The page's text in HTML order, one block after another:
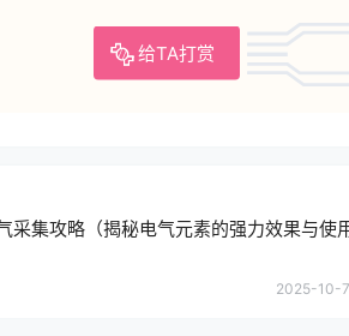
给TA打赏
采集攻略（揭秘电气元素的强力效果与使
2025-10-7